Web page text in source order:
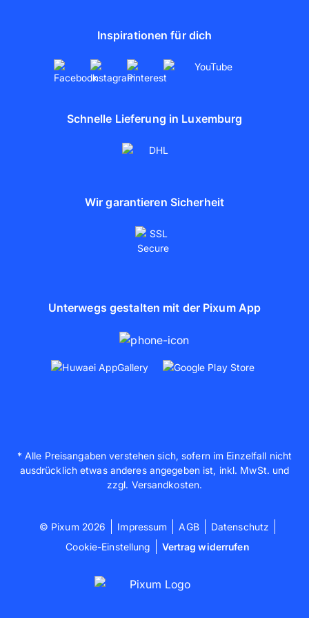
Inspirationen für dich
Schnelle Lieferung in Luxemburg
Wir garantieren Sicherheit
Unterwegs gestalten mit der Pixum App
* Alle Preisangaben verstehen sich, sofern im Einzelfall nicht
ausdrücklich etwas anderes angegeben ist, inkl. MwSt. und
zzgl. Versandkosten.
© Pixum 2026 Impressum AGB
Datenschutz
Cookie-Einstellung
Vertrag widerrufen